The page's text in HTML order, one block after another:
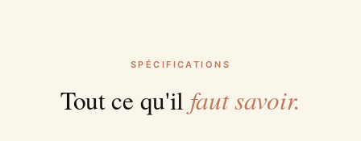
SPÉCIFICATIONS
Tout ce qu'il faut savoir.